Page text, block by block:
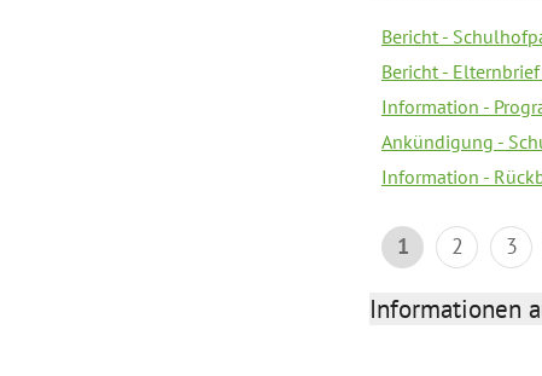
Bericht -
Bericht -
Information -
Ankündigung -
Information -
1 2 3
Informationen